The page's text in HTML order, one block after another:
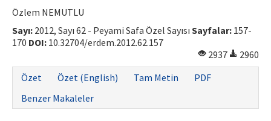
Özlem NEMUTLU
Sayı: 2012, Sayı 62 - Peyami Safa Özel Sayısı Sayfalar: 157-
170 DOI: 10.32704/erdem.2012.62.157
2937
2960
Özet
Özet (English) Tam Metin
PDF
Benzer Makaleler